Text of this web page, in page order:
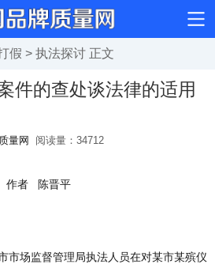
假 > 执法探讨 正文
件的查处谈法律的适用
量网 阅读量： 34712
作者 陈晋平
场监督管理局执法人员在对某市某殡仪